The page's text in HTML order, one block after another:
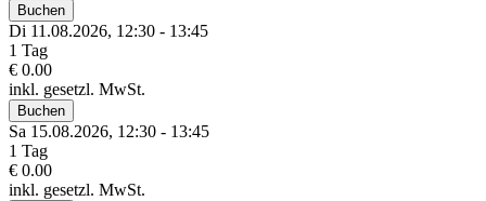
Buchen
Di 11.08.2026, 12:30 - 13:45
1 Tag
€ 0.00
inkl. gesetzl. MwSt.
Buchen
Sa 15.08.2026, 12:30 - 13:45
1 Tag
€ 0.00
inkl. gesetzl. MwSt.